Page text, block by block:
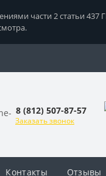
части 2 статьи 437
8 (812) 507-87-57
Заказать звонок
Контакты Отзывы